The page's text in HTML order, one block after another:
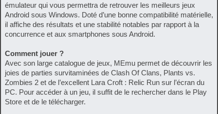
émulateur qui vous permettra de retrouver les meilleurs jeux
Android sous Windows. Doté d’une bonne compatibilité matérielle,
il affiche des résultats et une stabilité notables par rapport à la
concurrence et aux smartphones sous Android.
Comment jouer ?
Avec son large catalogue de jeux, MEmu permet de découvrir les
joies de parties survitaminées de Clash Of Clans, Plants vs.
Zombies 2 et de l’excellent Lara Croft : Relic Run sur l’écran du
PC. Pour accéder à un jeu, il suffit de le rechercher dans le Play
Store et de le télécharger.